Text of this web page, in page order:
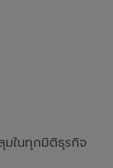
ในทุกมิติธุรกิจ